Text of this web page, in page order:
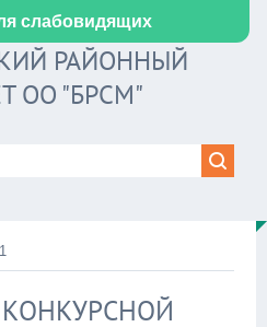
слабовидящих
РАЙОННЫЙ
ОО "БРСМ"